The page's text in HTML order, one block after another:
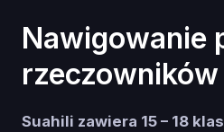
Nawigowanie
Suahili zawiera 15 – 18